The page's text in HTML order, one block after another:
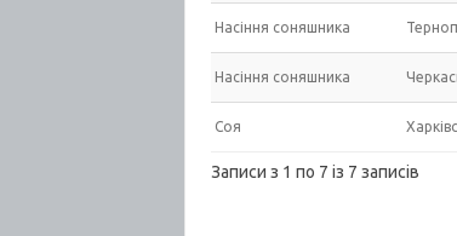
Насіння соняшника
Насіння соняшника
Соя
Записи з 1 по 7 із 7 записів